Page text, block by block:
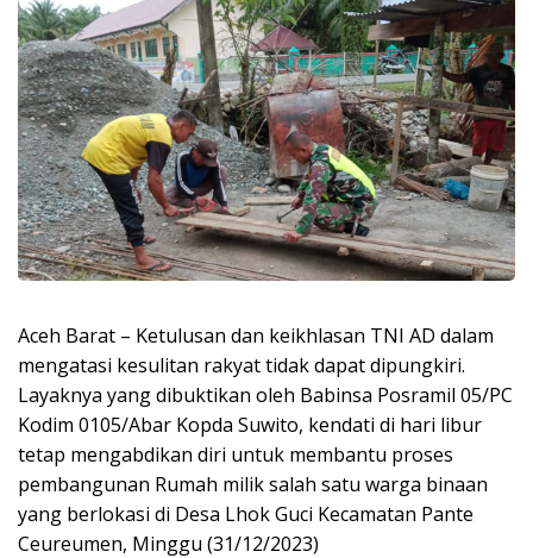
Aceh Barat – Ketulusan dan keikhlasan TNI AD dalam
mengatasi kesulitan rakyat tidak dapat dipungkiri.
Layaknya yang dibuktikan oleh Babinsa Posramil 05/PC
Kodim 0105/Abar Kopda Suwito, kendati di hari libur
tetap mengabdikan diri untuk membantu proses
pembangunan Rumah milik salah satu warga binaan
yang berlokasi di Desa Lhok Guci Kecamatan Pante
Ceureumen, Minggu (31/12/2023)